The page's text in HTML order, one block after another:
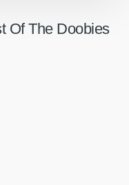
Of The Doobies